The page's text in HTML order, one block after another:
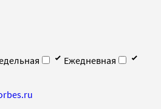
Ежедневная